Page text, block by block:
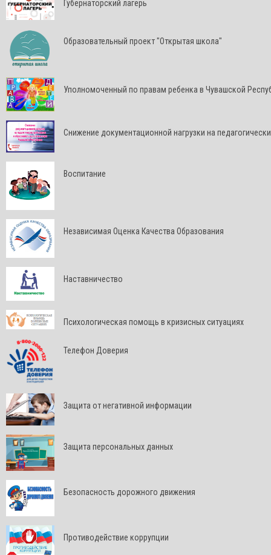
Губернаторский лагерь
Образовательный проект "Открытая школа"
Уполномоченный по правам ребенка в Чувашской
Снижение документационной нагрузки на
Воспитание
Независимая Оценка Качества Образования
Наставничество
Психологическая помощь в кризисных ситуациях
Телефон Доверия
Защита от негативной информации
Защита персональных данных
Безопасность дорожного движения
Противодействие коррупции